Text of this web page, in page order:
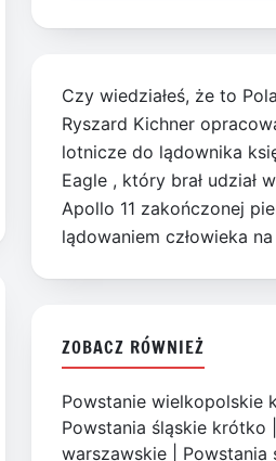
Czy wiedziałeś, że to
Ryszard Kichner
lotnicze do lądownika
Eagle , który brał udział
Apollo 11 zakończonej
lądowaniem człowieka
ZOBACZ RÓWNIEŻ
Powstanie wielkopolskie
Powstania śląskie krótko
warszawskie
Powstania